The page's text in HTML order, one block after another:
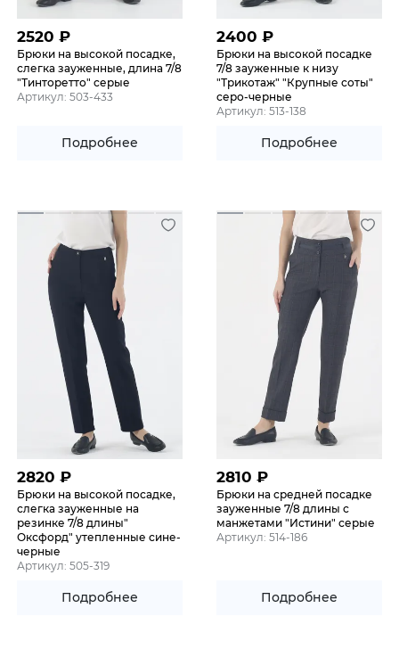
2520 ₽
Брюки на высокой посадке,
слегка зауженные, длина 7/8
"Тинторетто" серые
Артикул: 503-433
Подробнее
2400 ₽
Брюки на высокой посадке
7/8 зауженные к низу
"Трикотаж" "Крупные соты"
серо-черные
Артикул: 513-138
Подробнее
2820 ₽
Брюки на высокой посадке,
слегка зауженные на
резинке 7/8 длины"
Оксфорд" утепленные сине-
черные
Артикул: 505-319
Подробнее
2810 ₽
Брюки на средней посадке
зауженные 7/8 длины с
манжетами "Истини" серые
Артикул: 514-186
Подробнее